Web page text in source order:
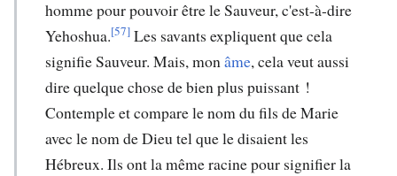
homme pour pouvoir être le Sauveur, c'est-à-dire
Yehoshua.[57] Les savants expliquent que cela
signifie Sauveur. Mais, monâme, cela veut aussi
dire quelque chose de bien plus puissant !
Contemple et compare le nom du fils de Marie
avec le nom de Dieu tel que le disaient les
Hébreux. Ils ont la même racine pour signifier la